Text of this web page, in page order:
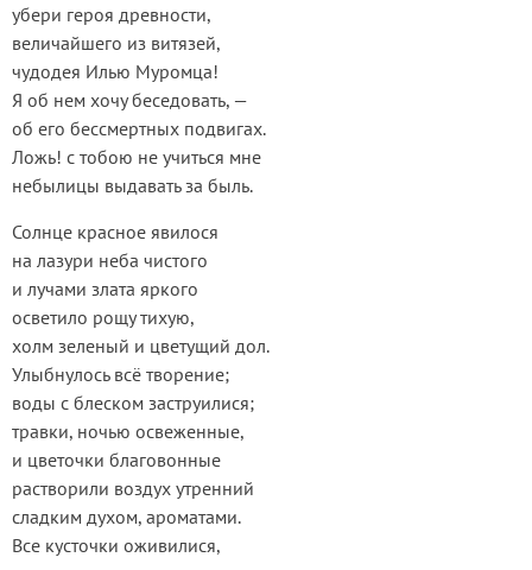
убери героя древности,
величайшего из витязей,
чудодея Илью Муромца!
Я об нем хочу беседовать, —
об его бессмертных подвигах.
Ложь! с тобою не учиться мне
небылицы выдавать за быль.
Солнце красное явилося
на лазури неба чистого
и лучами злата яркого
осветило рощу тихую,
холм зеленый и цветущий дол.
Улыбнулось всё творение;
воды с блеском заструилися;
травки, ночью освеженные,
и цветочки благовонные
растворили воздух утренний
сладким духом, ароматами.
Все кусточки оживилися,